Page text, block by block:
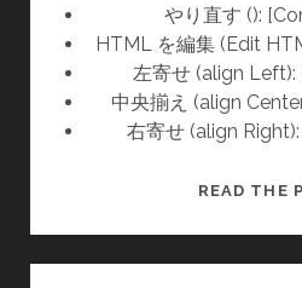
やり直す ():
HTML を編集 (Edit
左寄せ (align Left):
中央揃え (align
右寄せ (align
READ THE